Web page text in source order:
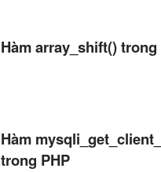
Hàm array_shift() trong
Hàm
trong PHP